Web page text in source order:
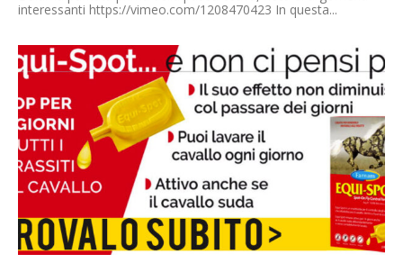
interessanti https://vimeo.com/1208470423 In questa...